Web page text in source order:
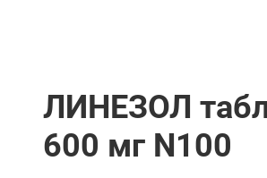
ЛИНЕЗОЛ
600 мг N100